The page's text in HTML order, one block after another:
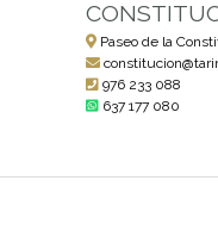
Paseo de la
976 233 088
637 177 080